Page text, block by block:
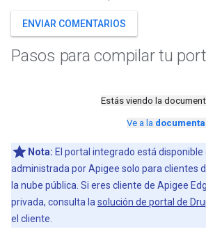
ENVIAR COMENTARIOS
Pasos para compilar tu
Estás viendo la
Ve a la
Nota: El portal integrado está
administrada por Apigee solo para clientes
la nube pública. Si eres cliente de Apigee
privada, consulta la solución de portal de
el cliente.